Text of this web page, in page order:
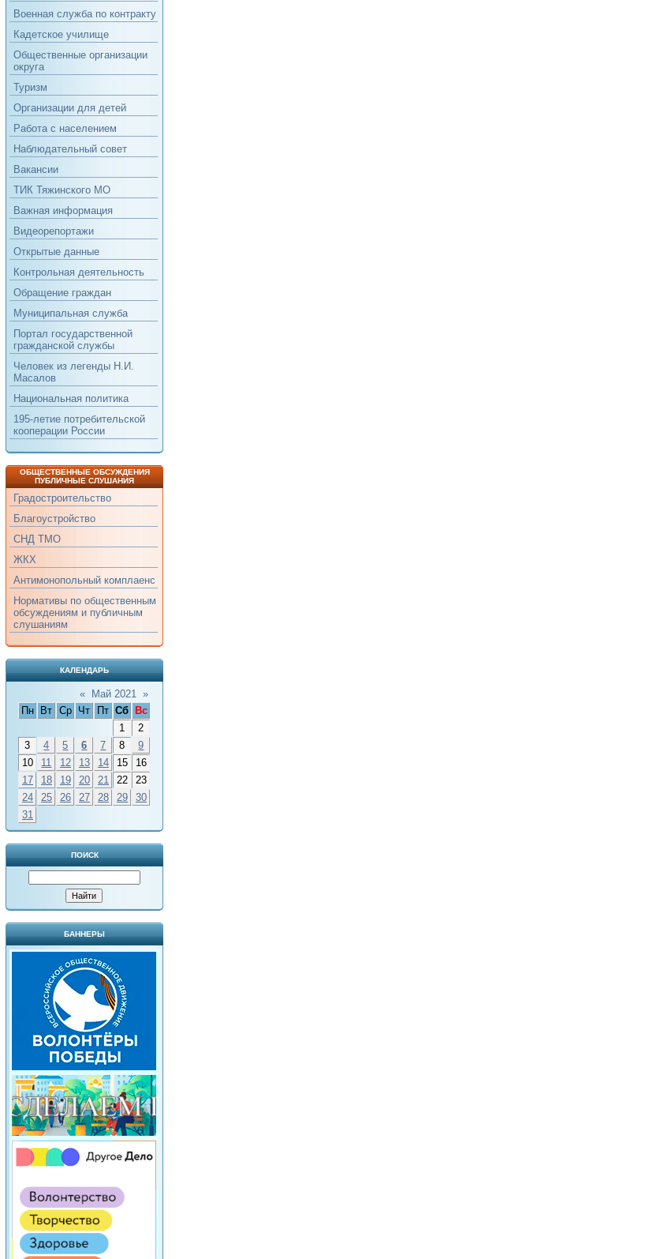
Военная служба по контракту
Кадетское училище
Общественные организации
округа
Туризм
Организации для детей
Работа с населением
Наблюдательный совет
Вакансии
ТИК Тяжинского МО
Важная информация
Видеорепортажи
Открытые данные
Контрольная деятельность
Обращение граждан
Муниципальная служба
Портал государственной
гражданской службы
Человек из легенды Н.И.
Масалов
Национальная политика
195-летие потребительской
кооперации России
ОБЩЕСТВЕННЫЕ ОБСУЖДЕНИЯ
ПУБЛИЧНЫЕ СЛУШАНИЯ
Градостроительство
Благоустройство
СНД ТМО
ЖКХ
Антимонопольный комплаенс
Нормативы по общественным
обсуждениям и публичным
слушаниям
КАЛЕНДАРЬ
« Май 2021 »
Пн
Вт Ср Чт Пт Сб
Вс
1
2
3
4 5 6 7 8
9
10
11 12 13 14 15
16
17
18 19 20 21 22
23
24
25 26 27 28 29
30
31
ПОИСК
БАННЕРЫ